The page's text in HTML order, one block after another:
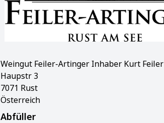
Weingut Feiler-Artinger Inhaber Kurt Feiler
Haupstr 3
7071 Rust
Österreich
Abfüller